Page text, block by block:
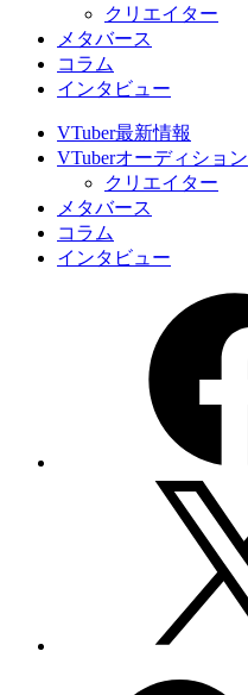
クリエイター
メタバース
コラム
インタビュー
VTuber最新情報
VTuberオーディション
クリエイター
メタバース
コラム
インタビュー